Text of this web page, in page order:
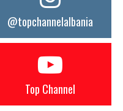
@topchannelalbania
Top Channel